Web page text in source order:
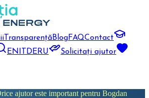
TransparențăBlogFAQContact
EN DERU
Solicitați ajutor
ajutor este important pentru Bogdan